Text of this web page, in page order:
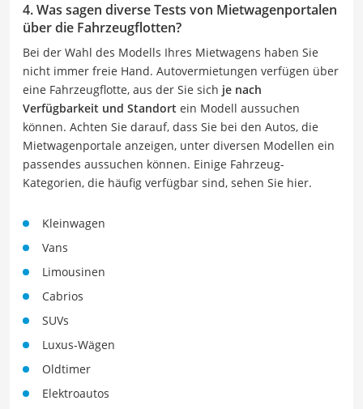
4. Was sagen diverse Tests von Mietwagenportalen
über die Fahrzeugflotten?
Bei der Wahl des Modells Ihres Mietwagens haben Sie
nicht immer freie Hand. Autovermietungen verfügen über
eine Fahrzeugflotte, aus der Sie sich je nach
Verfügbarkeit und Standort ein Modell aussuchen
können. Achten Sie darauf, dass Sie bei den Autos, die
Mietwagenportale anzeigen, unter diversen Modellen ein
passendes aussuchen können. Einige Fahrzeug-
Kategorien, die häufig verfügbar sind, sehen Sie hier.
Kleinwagen
Vans
Limousinen
Cabrios
SUVs
Luxus-Wägen
Oldtimer
Elektroautos